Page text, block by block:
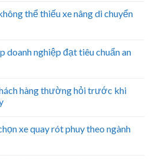
thể thiếu xe nâng di chuyển
doanh nghiệp đạt tiêu chuẩn an
hàng thường hỏi trước khi
xe quay rót phuy theo ngành